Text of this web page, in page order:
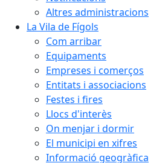
Altres administracions
La Vila de Fígols
Com arribar
Equipaments
Empreses i comerços
Entitats i associacions
Festes i fires
Llocs d'interès
On menjar i dormir
El municipi en xifres
Informació geogràfica